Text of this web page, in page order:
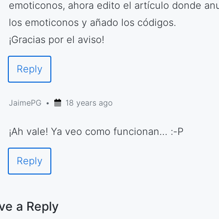
emoticonos, ahora edito el artículo donde
los emoticonos y añado los códigos.
¡Gracias por el aviso!
Reply
JaimePG 18 years ago
¡Ah vale! Ya veo como funcionan… :-P
Reply
a Reply